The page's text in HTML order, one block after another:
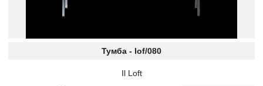
Тумба - lof/080
Il Loft